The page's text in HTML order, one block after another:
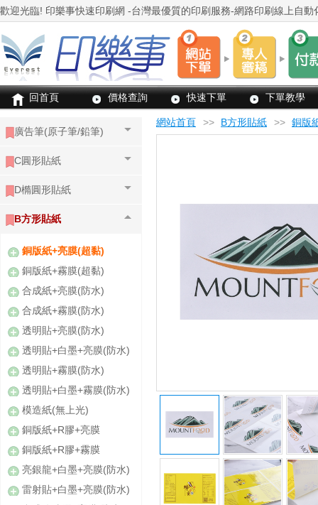
回首頁 價格查詢 快速下單 下單教學
廣告筆(原子筆/鉛筆)
C圓形貼紙
D橢圓形貼紙
B方形貼紙
銅版紙+亮膜(超黏)
銅版紙+霧膜(超黏)
合成紙+亮膜(防水)
合成紙+霧膜(防水)
透明貼+亮膜(防水)
透明貼+白墨+亮膜(防水)
透明貼+霧膜(防水)
透明貼+白墨+霧膜(防水)
模造紙(無上光)
銅版紙+R膠+亮膜
銅版紙+R膠+霧膜
亮銀龍+白墨+亮膜(防水)
雷射貼+白墨+亮膜(防水)
網站首頁 >> B方形貼紙 >> 銅版